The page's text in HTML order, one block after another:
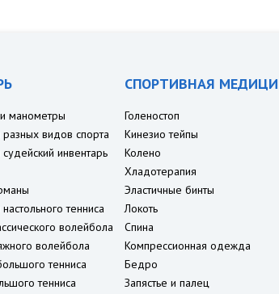
манометры
видов спорта
инвентарь
тенниса
волейбола
волейбола
тенниса
тенниса
СПОРТИВНАЯ
Голеностоп
Кинезио тейпы
Колено
Хладотерапия
Эластичные бинты
Локоть
Спина
Компрессионная одежда
Бедро
Запястье и палец